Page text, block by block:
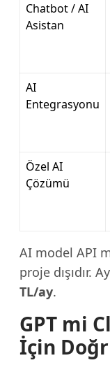
Chatbot / AI
Asistan
AI
Entegrasyonu
Özel AI
Çözümü
AI model API
proje dışıdır.
TL/ay.
GPT mi
İçin